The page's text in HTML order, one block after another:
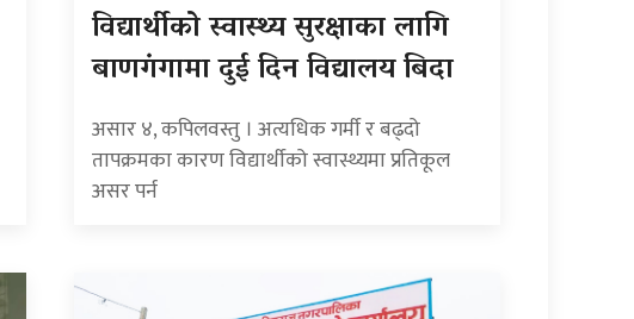
विद्यार्थीको स्वास्थ्य सुरक्षाका लागि
बाणगंगामा दुई दिन विद्यालय बिदा
असार ४, कपिलवस्तु । अत्यधिक गर्मी र बढ्दो
तापक्रमका कारण विद्यार्थीको स्वास्थ्यमा प्रतिकूल
असर पर्न